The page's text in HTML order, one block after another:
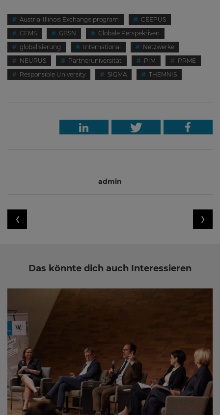
Austria-Illinois Exchange program
CEEPUS
CEMS
GBSN
Globale Perspektiven
globalisierung
International
Netzwerke
NEURUS
Partneruniversität PIM
PRME
Responsible University
SIGMA THEMNIS
admin
Das könnte dich auch Interessieren